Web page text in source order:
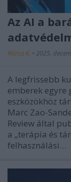
Az AI a
Rózsa K. • 2025.
A legfrissebb
emberek egyre
eszközökhöz
Marc Zao-
Review által
a „terápia és
felhasználási…